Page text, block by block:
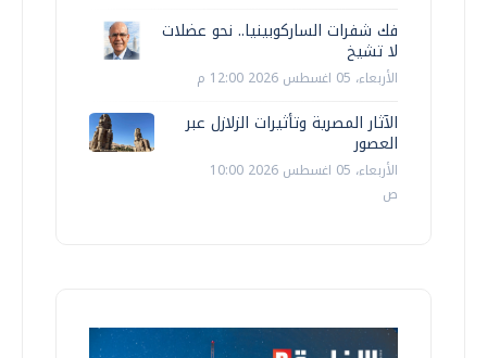
فك شفرات الساركوبينيا.. نحو عضلات
لا تشيخ
الأربعاء، 05 اغسطس 2026 12:00 م
الآثار المصرية وتأثيرات الزلازل عبر
العصور
الأربعاء، 05 اغسطس 2026 10:00
ص